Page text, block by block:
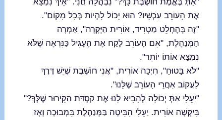
אֶת הָעוֹרֵב עַכְשָׁיו? הוּא יָכוֹל לִהְיוֹת בְּכָל מָקוֹם".
"זֶה בְּהֶחְלֵט מַטְרִיד, אוֹרִית הַיְּקָרָה", אָמְרָה
הַמְּנַהֶלֶת, "אִם הָעוֹרֵב לָקַח אֶת הֶעָגִיל כַּנִּרְאֶה שֶׁלֹּא
נִמְצָא אוֹתוֹ יוֹתֵר".
"לֹא בָּטוּחַ", חִיְּכָה אוֹרִית, "אֲנִי חוֹשֶׁבֶת שֶׁיֵּשׁ דֶּרֶךְ
לַעֲקוֹב אַחֲרֵי הָעוֹרֵב שֶׁלָּנוּ".
"יַעֵלִי אַתְּ יְכוֹלָה לְהָבִיא לָנוּ אֶת קַסְדַּת הַקִּירוּר שֶׁלְּךָ?"
בִּיקְּשָׁה אוֹרִית. יַעֵלִי הִבִּיטָה בַּמְּנַהֶלֶת בִּמְבוּכָה וְאָז